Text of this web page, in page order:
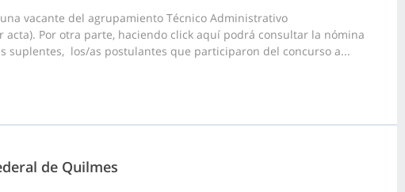
vacante del agrupamiento Técnico Administrativo
acta). Por otra parte, haciendo click aquí podrá consultar la nómina
suplentes, los/as postulantes que participaron del concurso a...
de Quilmes